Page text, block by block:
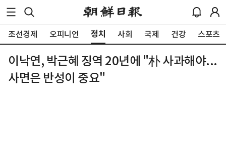
조선경제 오피니언 정치 사회 국제 건강 스포츠
이낙연, 박근혜 징역 20년에 "朴 사과해야...
사면은 반성이 중요"